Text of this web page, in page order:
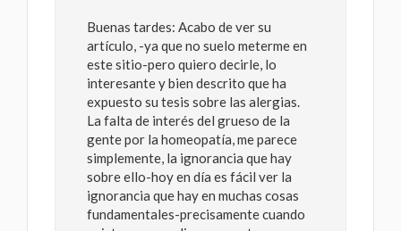
Buenas tardes: Acabo de ver su
artículo, -ya que no suelo meterme en
este sitio-pero quiero decirle, lo
interesante y bien descrito que ha
expuesto su tesis sobre las alergias.
La falta de interés del grueso de la
gente por la homeopatía, me parece
simplemente, la ignorancia que hay
sobre ello-hoy en día es fácil ver la
ignorancia que hay en muchas cosas
fundamentales-precisamente cuando